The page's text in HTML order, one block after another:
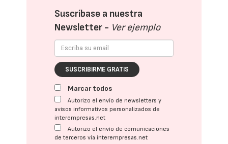
Suscríbase a nuestra
Newsletter - Ver ejemplo
SUSCRIBIRME GRATIS
Marcar todos
Autorizo el envío de newsletters y
avisos informativos personalizados de
interempresas.net
Autorizo el envío de comunicaciones
de terceros vía interempresas.net